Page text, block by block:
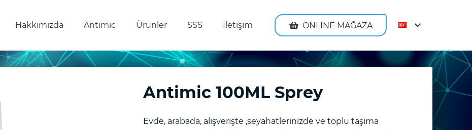
Hakkımızda Antimic Ürünler SSS İletişim ONLINE MAĞAZA
Antimic 100ML Sprey
Evde, arabada, alışverişte ,seyahatlerinizde ve toplu taşıma